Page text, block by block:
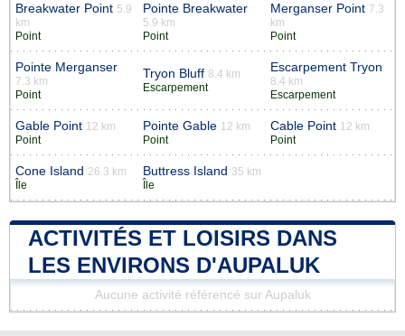
Breakwater Point 5.9
km
Point
Pointe Breakwater
5.9 km
Point
Merganser Point 7.3
km
Point
Pointe Merganser
7.3 km
Point
Tryon Bluff 8.4 km
Escarpement
Escarpement Tryon
8.4 km
Escarpement
Gable Point 12 km
Point
Pointe Gable 12 km
Point
Cable Point 12 km
Point
Cone Island 26.3 km
Île
Buttress Island 35 km
Île
ACTIVITÉS ET LOISIRS DANS
LES ENVIRONS D'AUPALUK
Aucune activité référencé sur Aupaluk